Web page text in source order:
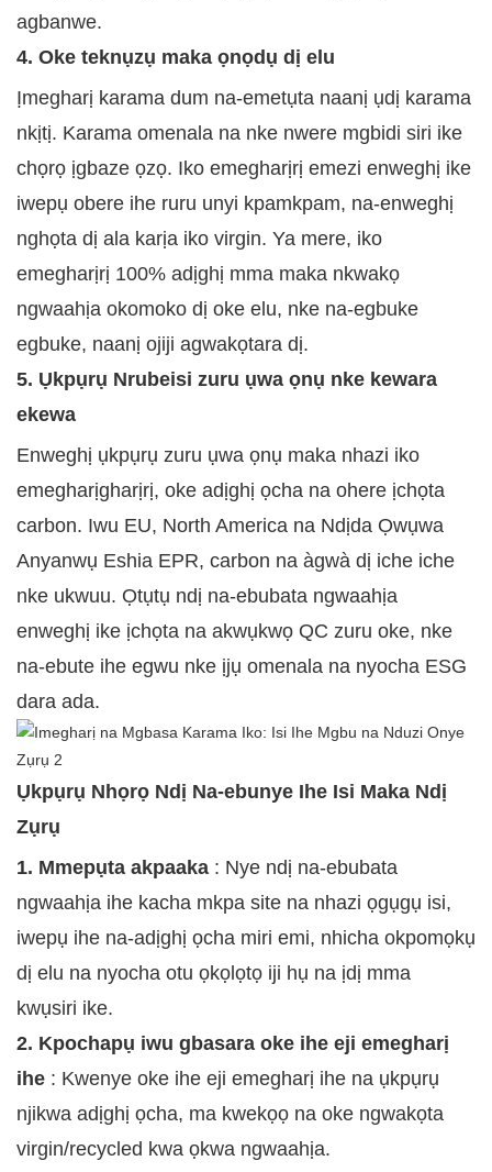
agbanwe.
4. Oke teknụzụ maka ọnọdụ dị elu
Ịmegharị karama dum na-emetụta naanị ụdị karama
nkịtị. Karama omenala na nke nwere mgbidi siri ike
chọrọ ịgbaze ọzọ. Iko emegharịrị emezi enweghị ike
iwepụ obere ihe ruru unyi kpamkpam, na-enweghị
nghọta dị ala karịa iko virgin. Ya mere, iko
emegharịrị 100% adịghị mma maka nkwakọ
ngwaahịa okomoko dị oke elu, nke na-egbuke
egbuke, naanị ojiji agwakọtara dị.
5. Ụkpụrụ Nrubeisi zuru ụwa ọnụ nke kewara
ekewa
Enweghị ụkpụrụ zuru ụwa ọnụ maka nhazi iko
emegharịgharịrị, oke adịghị ọcha na ohere ịchọta
carbon. Iwu EU, North America na Ndịda Ọwụwa
Anyanwụ Eshia EPR, carbon na àgwà dị iche iche
nke ukwuu. Ọtụtụ ndị na-ebubata ngwaahịa
enweghị ike ịchọta na akwụkwọ QC zuru oke, nke
na-ebute ihe egwu nke ịjụ omenala na nyocha ESG
dara ada.
Ụkpụrụ Nhọrọ Ndị Na-ebunye Ihe Isi Maka Ndị
Zụrụ
1. Mmepụta akpaaka : Nye ndị na-ebubata
ngwaahịa ihe kacha mkpa site na nhazi ọgụgụ isi,
iwepụ ihe na-adịghị ọcha miri emi, nhicha okpomọkụ
dị elu na nyocha otu ọkọlọtọ iji hụ na ịdị mma
kwụsiri ike.
2. Kpochapụ iwu gbasara oke ihe eji emegharị
ihe : Kwenye oke ihe eji emegharị ihe na ụkpụrụ
njikwa adịghị ọcha, ma kwekọọ na oke ngwakọta
virgin/recycled kwa ọkwa ngwaahịa.